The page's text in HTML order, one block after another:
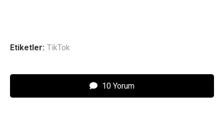
Etiketler: TikTok
10 Yorum